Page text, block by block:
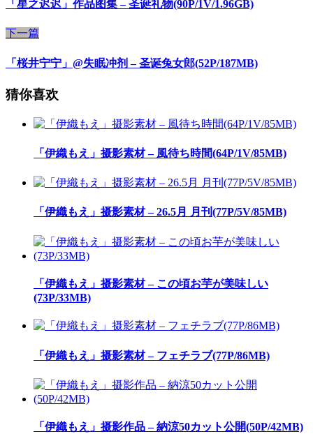
「星之迟迟」作品图集 – 圣诞礼物(90P/1V/1.96GB)
下一篇
「桜井宁宁」@失眠冲剂 – 圣诞兔女郎(52P/187MB)
猜你喜欢
「伊織もえ」摄影素材 – 風待ち時間(64P/1V/85MB)
「伊織もえ」摄影素材 – 26.5月 月刊(77P/5V/85MB)
「伊織もえ」摄影素材 – この頃お芋が美味しい
(73P/33MB)
「伊織もえ」摄影素材 – フェチラブ(77P/86MB)
「伊織もえ」摄影作品 – 納涼50カット公開(50P/42MB)